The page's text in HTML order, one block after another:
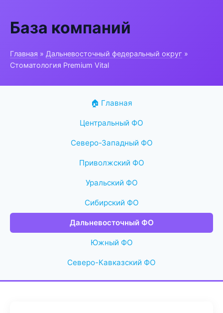
База компаний
Главная » Дальневосточный федеральный округ »
Стоматология Premium Vital
🏠 Главная
Центральный ФО
Северо-Западный ФО
Приволжский ФО
Уральский ФО
Сибирский ФО
Дальневосточный ФО
Южный ФО
Северо-Кавказский ФО